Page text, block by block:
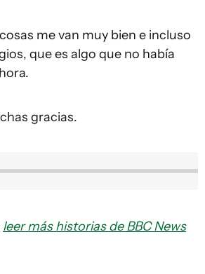
me van muy bien e incluso
que es algo que no había
gracias.
leer más historias de BBC News